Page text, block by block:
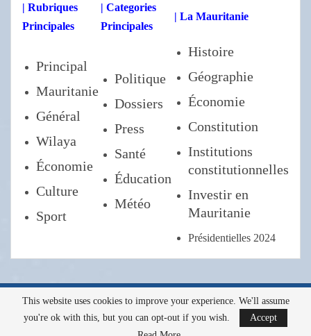
| Rubriques
Principales
| Categories
Principales
| La Mauritanie
Principal
Mauritanie
Général
Wilaya
Économie
Culture
Sport
Politique
Dossiers
Press
Santé
Éducation
Météo
Histoire
Géographie
Économie
Constitution
Institutions
constitutionnelles
Investir en
Mauritanie
Présidentielles 2024
Tous droits réservés a l'AMI ©2022
This website uses cookies to improve your experience. We'll assume
you're ok with this, but you can opt-out if you wish.
Accept